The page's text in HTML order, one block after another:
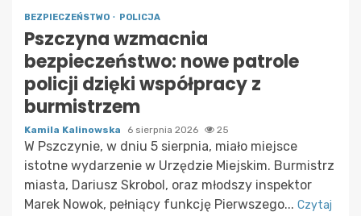
BEZPIECZEŃSTWO POLICJA
Pszczyna wzmacnia
bezpieczeństwo: nowe patrole
policji dzięki współpracy z
burmistrzem
Kamila Kalinowska 6 sierpnia 2026 25
W Pszczynie, w dniu 5 sierpnia, miało miejsce
istotne wydarzenie w Urzędzie Miejskim. Burmistrz
miasta, Dariusz Skrobol, oraz młodszy inspektor
Marek Nowok, pełniący funkcję Pierwszego... Czytaj